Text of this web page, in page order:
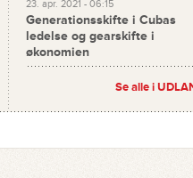
23. apr. 2021 - 06:15
Generationsskifte i Cubas
ledelse og gearskifte i
økonomien
Se alle i